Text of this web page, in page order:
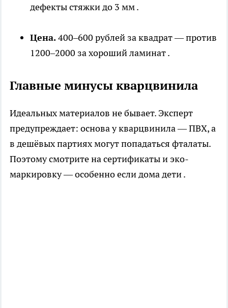
дефекты стяжки до 3 мм .
Цена.400–600 рублей за квадрат — против
1200–2000 за хороший ламинат .
Главные минусы кварцвинила
Идеальных материалов не бывает. Эксперт
предупреждает: основа у кварцвинила — ПВХ, а
в дешёвых партиях могут попадаться фталаты.
Поэтому смотрите на сертификаты и эко-
маркировку — особенно если дома дети .